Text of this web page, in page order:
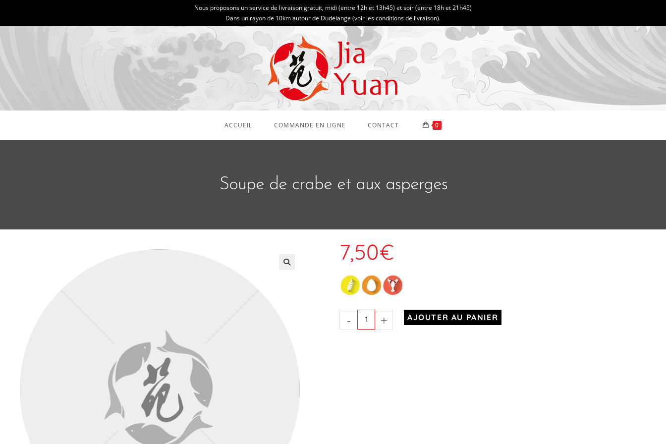
Nous proposons un service de livraison gratuit, midi (entre 12h et 13h45) et soir (entre 18h et 21h45)
Dans un rayon de 10km autour de Dudelange (voir les conditions de livraison).
ACCUEIL COMMANDE EN LIGNE CONTACT 0
Soupe de crabe et aux asperges
7,50€
- + AJOUTER AU PANIER